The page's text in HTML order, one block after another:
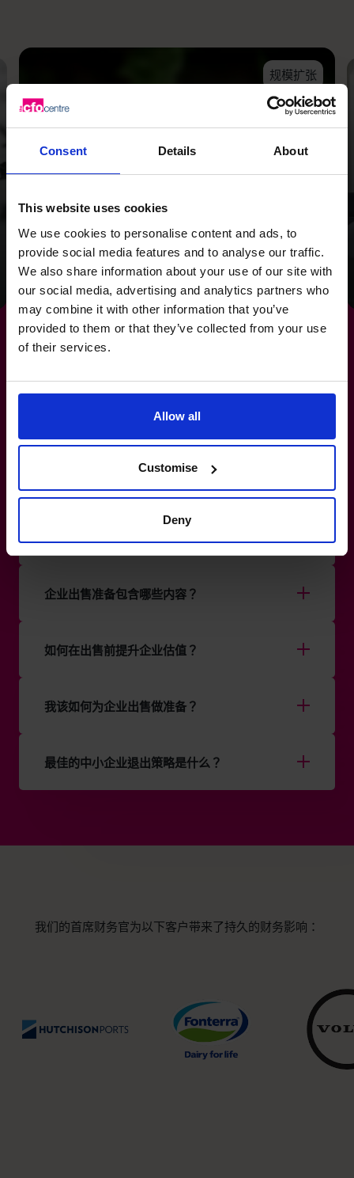
Consent Details About
This website uses cookies
We use cookies to personalise content and ads, to
provide social media features and to analyse our traffic.
We also share information about your use of our site with
our social media, advertising and analytics partners who
may combine it with other information that you’ve
provided to them or that they’ve collected from your use
of their services.
Allow all
Customise
Deny
规模扩张
通过战略重整和现金流聚
焦，我们为 Wild Planet
发展方向。
阅读成功案例
将您的梦想转化为退出战
略，以最大化价值。
为什么我在企业出售时需要聘请首席财务官
（CFO）？
企业出售准备包含哪些内容？
如何在出售前提升企业估值？
我该如何为企业出售做准备？
最佳的中小企业退出策略是什么？
我们的首席财务官为以下客户带来了持久的财务影响：